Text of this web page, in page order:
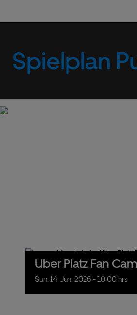
Spielplan
Uber Platz Fan
Sun. 14. Jun. 2026- 10:00 hrs